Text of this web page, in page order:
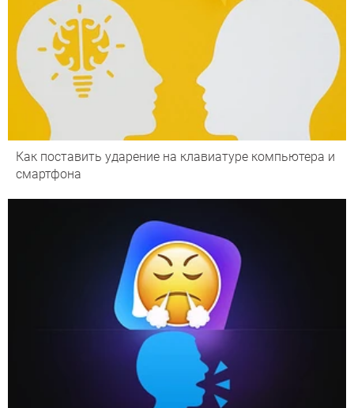
Как поставить ударение на клавиатуре компьютера и
смартфона